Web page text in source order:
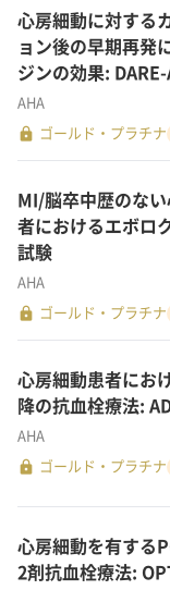
心房細動に対する
ョン後の早期再発
ジンの効果:
AHA
lock ゴールド・プラチナ
MI/脳卒中歴のな
者におけるエボロ
試験
AHA
lock ゴールド・プラチナ
心房細動患者にお
降の抗血栓療法:
AHA
lock ゴールド・プラチナ
心房細動を有する
2剤抗血栓療法: